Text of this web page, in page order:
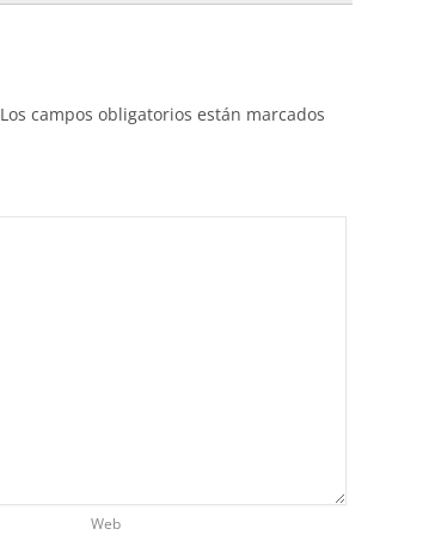
Los campos obligatorios están marcados
Web